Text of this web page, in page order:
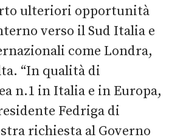
ulteriori opportunità
verso il Sud Italia e
come Londra,
“In qualità di
n.1 in Italia e in Europa,
Fedriga di
richiesta al Governo